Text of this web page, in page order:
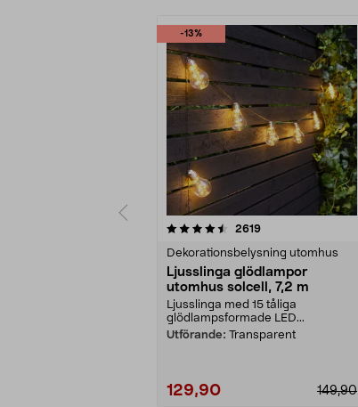
-13%
2619recensioner
Dekorationsbelysning utomhus
Ljusslinga glödlampor
utomhus solcell, 7,2 m
Ljusslinga med 15 tåliga
glödlampsformade LED...
Utförande: Transparent
129,90 149,90
4.5 av 5 stjärnor